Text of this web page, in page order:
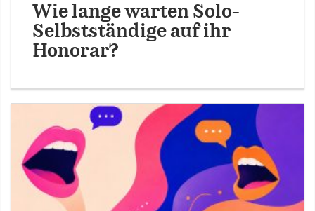
Wie lange warten Solo-
Selbstständige auf ihr
Honorar?